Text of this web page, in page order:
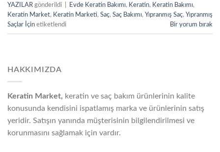
YAZILAR gönderildi Evde Keratin Bakımı, Keratin, Keratin Bakımı,
Keratin Market, Keratin Marketi, Saç, Saç Bakımı, Yıpranmış Saç, Yıpranmış
Saçlar İçin etiketlendi Bir yorum bırak
HAKKIMIZDA
Keratin Market, keratin ve saç bakım ürünlerinin kalite
konusunda kendisini ispatlamış marka ve ürünlerinin satış
yeridir. Satışın yanında müşterisinin bilgilendirilmesi ve
korunmasını sağlamak için vardır.